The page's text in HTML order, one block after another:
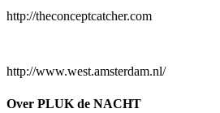
http://theconceptcatcher.com
http://www.west.amsterdam.nl/
Over PLUK de NACHT